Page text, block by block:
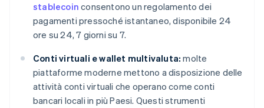
stablecoin consentono un regolamento dei
pagamenti pressoché istantaneo, disponibile 24
ore su 24, 7 giorni su 7.
Conti virtuali e wallet multivaluta: molte
piattaforme moderne mettono a disposizione delle
attività conti virtuali che operano come conti
bancari locali in più Paesi. Questi strumenti